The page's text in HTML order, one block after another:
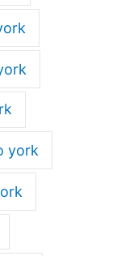
york